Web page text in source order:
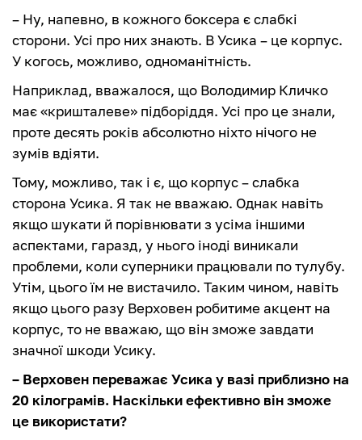
– Ну, напевно, в кожного боксера є слабкі
сторони. Усі про них знають. В Усика – це корпус.
У когось, можливо, одноманітність.
Наприклад, вважалося, що Володимир Кличко
має «кришталеве» підборіддя. Усі про це знали,
проте десять років абсолютно ніхто нічого не
зумів вдіяти.
Тому, можливо, так і є, що корпус – слабка
сторона Усика. Я так не вважаю. Однак навіть
якщо шукати й порівнювати з усіма іншими
аспектами, гаразд, у нього іноді виникали
проблеми, коли суперники працювали по тулубу.
Утім, цього їм не вистачило. Таким чином, навіть
якщо цього разу Верховен робитиме акцент на
корпус, то не вважаю, що він зможе завдати
значної шкоди Усику.
– Верховен переважає Усика у вазі приблизно на
20 кілограмів. Наскільки ефективно він зможе
це використати?